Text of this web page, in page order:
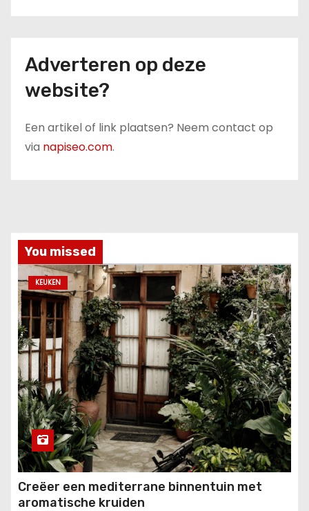
Adverteren op deze
website?
Een artikel of link plaatsen? Neem contact op
via napiseo.com.
You missed
KEUKEN
Creëer een mediterrane binnentuin met
aromatische kruiden